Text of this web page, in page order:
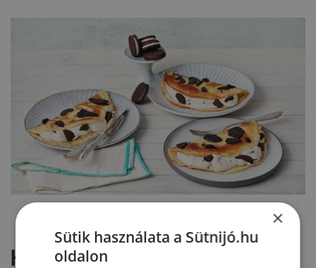
Hozzászólások
×
Sütik használata a Sütnijó.hu
oldalon